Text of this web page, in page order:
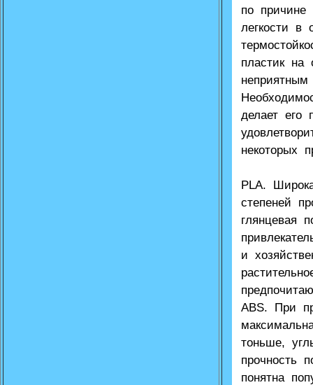
по причине
легкости в
пластик на
делает его
некоторых
PLA.
степеней
глянцевая
и
ABS. При
тоньше,
прочность
понятна